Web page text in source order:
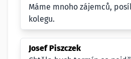
Máme mnoho zájemců,
kolegu.
Josef Piszczek